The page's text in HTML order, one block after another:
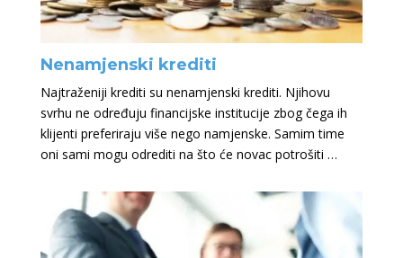
Nenamjenski krediti
Najtraženiji krediti su nenamjenski krediti. Njihovu
svrhu ne određuju financijske institucije zbog čega ih
klijenti preferiraju više nego namjenske. Samim time
oni sami mogu odrediti na što će novac potrošiti …